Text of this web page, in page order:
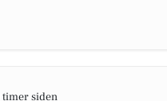
timer siden